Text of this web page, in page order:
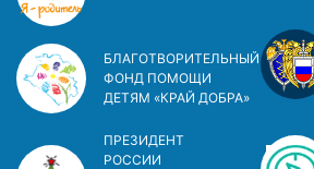
БЛАГОТВОРИТЕЛЬНЫЙ
ФОНД ПОМОЩИ
ДЕТЯМ «КРАЙ ДОБРА»
ПРЕЗИДЕНТ
РОССИИ